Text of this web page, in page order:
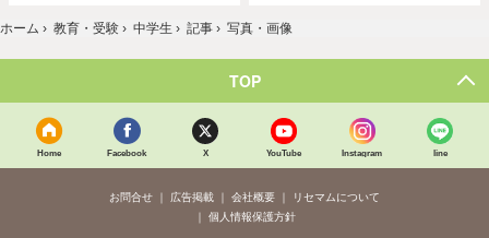
ホーム › 教育・受験 › 中学生 › 記事 › 写真・画像
TOP
Home Facebook X YouTube Instagram line
お問合せ 広告掲載 会社概要
リセマムについて
個人情報保護方針